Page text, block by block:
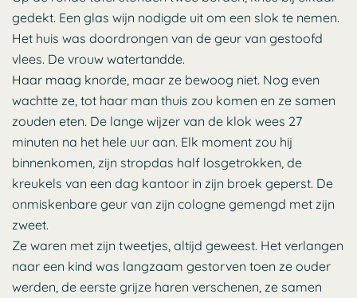
gedekt. Een glas wijn nodigde uit om een slok te nemen.
Het huis was doordrongen van de geur van gestoofd
vlees. De vrouw watertandde.
Haar maag knorde, maar ze bewoog niet. Nog even
wachtte ze, tot haar man thuis zou komen en ze samen
zouden eten. De lange wijzer van de klok wees 27
minuten na het hele uur aan. Elk moment zou hij
binnenkomen, zijn stropdas half losgetrokken, de
kreukels van een dag kantoor in zijn broek geperst. De
onmiskenbare geur van zijn cologne gemengd met zijn
zweet.
Ze waren met zijn tweetjes, altijd geweest. Het verlangen
naar een kind was langzaam gestorven toen ze ouder
werden, de eerste grijze haren verschenen, ze samen